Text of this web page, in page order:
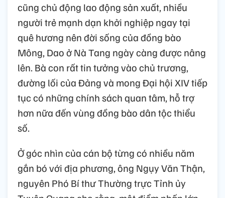
cũng chủ động lao động sản xuất, nhiều
người trẻ mạnh dạn khởi nghiệp ngay tại
quê hương nên đời sống của đồng bào
Mông, Dao ở Nà Tang ngày càng được nâng
lên. Bà con rất tin tưởng vào chủ trương,
đường lối của Đảng và mong Đại hội XIV tiếp
tục có những chính sách quan tâm, hỗ trợ
hơn nữa đến vùng đồng bào dân tộc thiểu
số.
Ở góc nhìn của cán bộ từng có nhiều năm
gắn bó với địa phương, ông Ngụy Văn Thận,
nguyên Phó Bí thư Thường trực Tỉnh ủy